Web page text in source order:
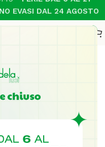
EVASI DAL 24 AGOSTO